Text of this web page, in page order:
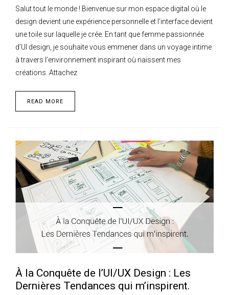
Salut tout le monde ! Bienvenue sur mon espace digital où le
design devient une expérience personnelle et l’interface devient
une toile sur laquelle je crée. En tant que femme passionnée
d’UI design, je souhaite vous emmener dans un voyage intime
à travers l’environnement inspirant où naissent mes
créations. Attachez
READ MORE
À la Conquête de l’UI/UX Design : Les
Dernières Tendances qui m’inspirent.